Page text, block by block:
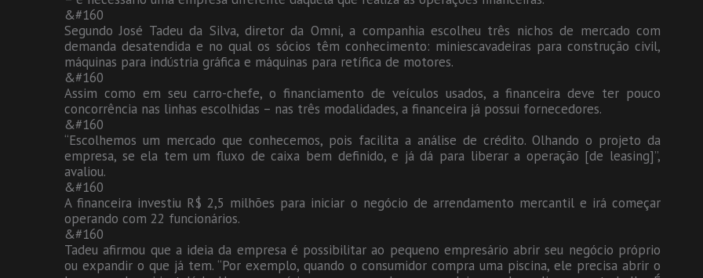
&#160
Segundo José Tadeu da Silva, diretor da Omni, a companhia escolheu três nichos de mercado com
demanda desatendida e no qual os sócios têm conhecimento: miniescavadeiras para construção civil,
máquinas para indústria gráfica e máquinas para retífica de motores.
&#160
Assim como em seu carro-chefe, o financiamento de veículos usados, a financeira deve ter pouco
concorrência nas linhas escolhidas – nas três modalidades, a financeira já possui fornecedores.
&#160
“Escolhemos um mercado que conhecemos, pois facilita a análise de crédito. Olhando o projeto da
empresa, se ela tem um fluxo de caixa bem definido, e já dá para liberar a operação [de leasing]”,
avaliou.
&#160
A financeira investiu R$ 2,5 milhões para iniciar o negócio de arrendamento mercantil e irá começar
operando com 22 funcionários.
&#160
Tadeu afirmou que a ideia da empresa é possibilitar ao pequeno empresário abrir seu negócio próprio
ou expandir o que já tem. “Por exemplo, quando o consumidor compra uma piscina, ele precisa abrir o